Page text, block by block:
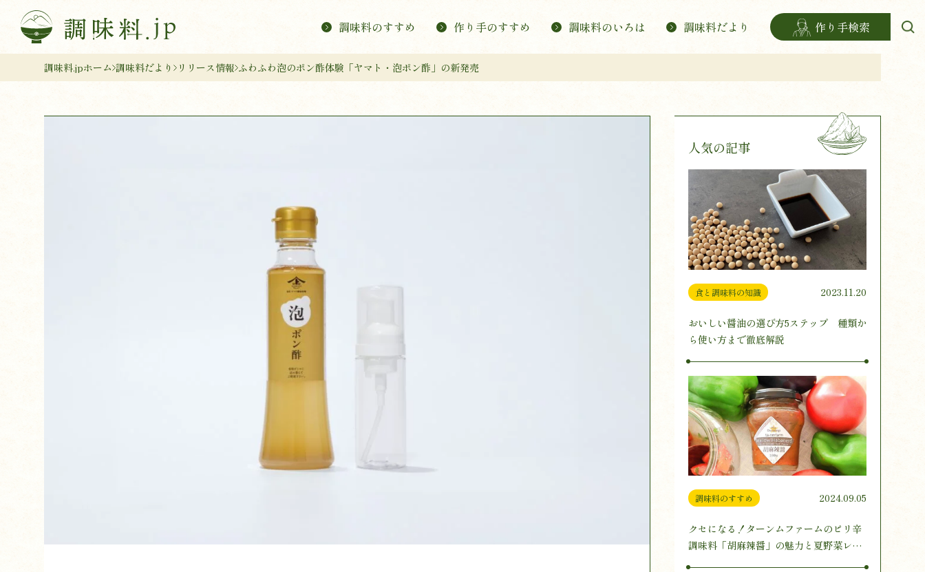
調味料のすすめ 作り手のすすめ 調味料のいろは 調味料だより 作り手検索
調味料.jpホーム 調味料だより リリース情報 ふわふわ泡のポン酢体験「ヤマト・泡ポン酢」の新発売
人気の記事
食と調味料の知識 2023.11.20
おいしい醤油の選び方5ステップ 種類か
ら使い方まで徹底解説
調味料のすすめ 2024.09.05
クセになる！ターンムファームのピリ辛
調味料「胡麻辣醤」の魅力と夏野菜レシ
ピ3選をご紹介